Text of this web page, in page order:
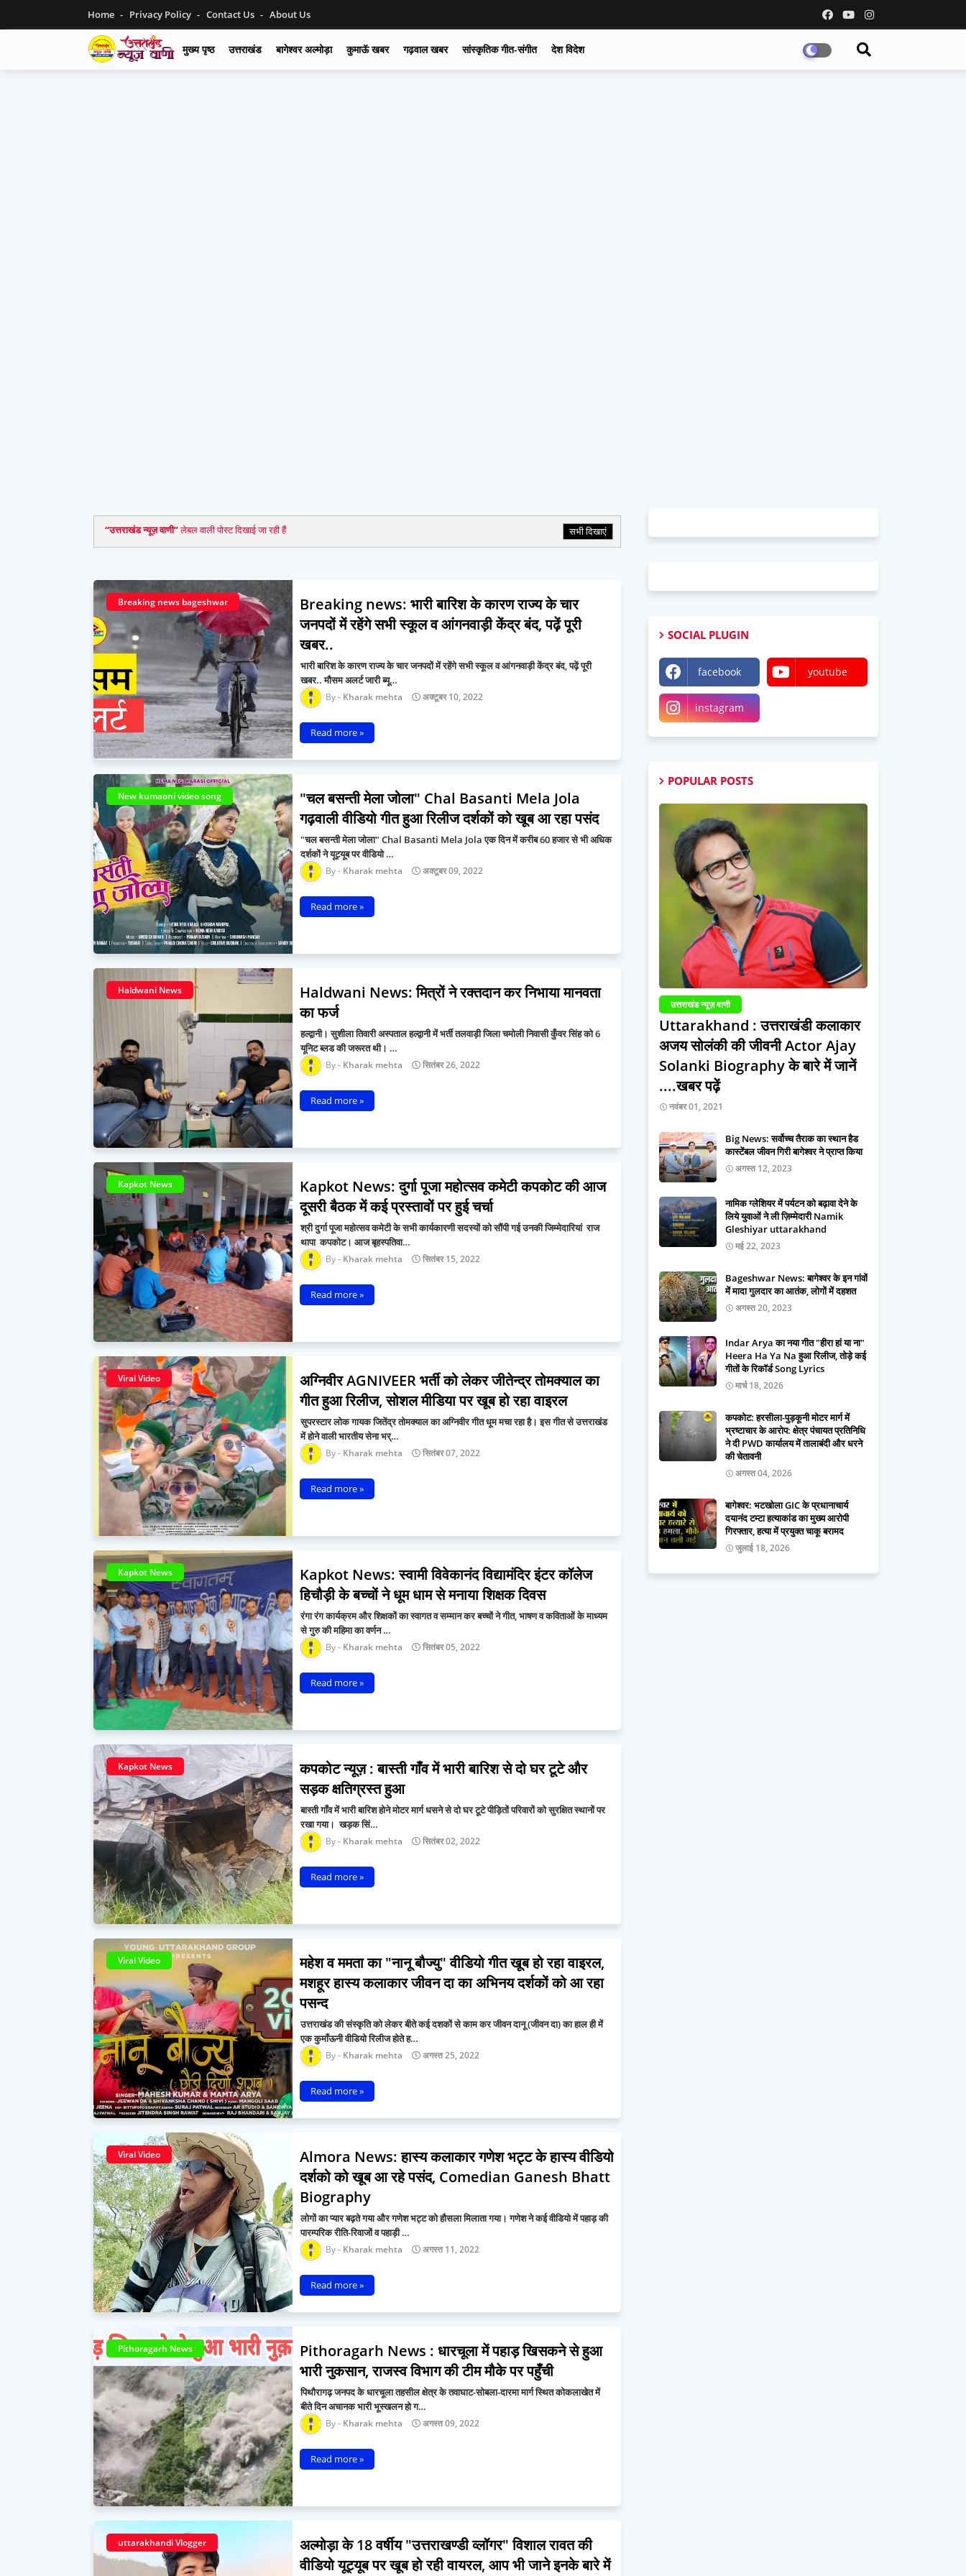
Home Privacy Policy Contact Us About Us
मुख्य पृष्ठ उत्तराखंड बागेश्वर अल्मोड़ा कुमाऊॅ खबर गढ़वाल खबर सांस्कृतिक गीत-संगीत देश विदेश
उत्तराखंड न्यूज़ वाणी लेबल वाली पोस्ट दिखाई जा रही हैं सभी दिखाएं
Breaking news bageshwar
Breaking news: भारी बारिश के कारण राज्य के चार
जनपदों में रहेंगे सभी स्कूल व आंगनवाड़ी केंद्र बंद, पढ़ें पूरी
खबर..
भारी बारिश के कारण राज्य के चार जनपदों में रहेंगे सभी स्कूल व आंगनवाड़ी केंद्र बंद, पढ़ें पूरी
खबर.. मौसम अलर्ट जारी ब्यू…
Kharak mehta अक्टूबर 10, 2022
Read more »
New kumaoni video song
"चल बसन्ती मेला जोला" Chal Basanti Mela Jola
गढ़वाली वीडियो गीत हुआ रिलीज दर्शकों को खूब आ रहा पसंद
"चल बसन्ती मेला जोला" Chal Basanti Mela Jola एक दिन में करीब 60 हजार से भी अधिक
दर्शकों ने यूट्यूब पर वीडियो …
Kharak mehta अक्टूबर 09, 2022
Read more »
Haldwani News
Haldwani News: मित्रों ने रक्तदान कर निभाया मानवता
का फर्ज
हल्द्वानी। सुशीला तिवारी अस्पताल हल्द्वानी में भर्ती तलवाड़ी जिला चमोली निवासी कुँवर सिंह को 6
यूनिट ब्लड की जरूरत थी। …
Kharak mehta सितंबर 26, 2022
Read more »
Kapkot News
Kapkot News: दुर्गा पूजा महोत्सव कमेटी कपकोट की आज
दूसरी बैठक में कई प्रस्तावों पर हुई चर्चा
श्री दुर्गा पूजा महोत्सव कमेटी के सभी कार्यकारणी सदस्यों को सौंपी गई उनकी जिम्मेदारियां राज
थापा कपकोट। आज बृहस्पतिवा…
Kharak mehta सितंबर 15, 2022
Read more »
Viral Video
अग्निवीर AGNIVEER भर्ती को लेकर जीतेन्द्र तोमक्याल का
गीत हुआ रिलीज, सोशल मीडिया पर खूब हो रहा वाइरल
सुपरस्टार लोक गायक जितेंद्र तोमक्याल का अग्निवीर गीत धूम मचा रहा है। इस गीत से उत्तराखंड
में होने वाली भारतीय सेना भर्…
Kharak mehta सितंबर 07, 2022
Read more »
Kapkot News
Kapkot News: स्वामी विवेकानंद विद्यामंदिर इंटर कॉलेज
हिचौड़ी के बच्चों ने धूम धाम से मनाया शिक्षक दिवस
रंगा रंग कार्यक्रम और शिक्षकों का स्वागत व सम्मान कर बच्चों ने गीत, भाषण व कविताओं के माध्यम
से गुरु की महिमा का वर्णन …
Kharak mehta सितंबर 05, 2022
Read more »
Kapkot News
कपकोट न्यूज़ : बास्ती गाँव में भारी बारिश से दो घर टूटे और
सड़क क्षतिग्रस्त हुआ
बास्ती गाँव में भारी बारिश होने मोटर मार्ग धसने से दो घर टूटे पीड़ितों परिवारों को सुरक्षित स्थानों पर
रखा गया। खड़क सिं…
Kharak mehta सितंबर 02, 2022
Read more »
Viral Video
महेश व ममता का "नानू बौज्यु" वीडियो गीत खूब हो रहा वाइरल,
मशहूर हास्य कलाकार जीवन दा का अभिनय दर्शकों को आ रहा
पसन्द
उत्तराखंड की संस्कृति को लेकर बीते कई दशकों से काम कर जीवन दानू (जीवन दा) का हाल ही में
एक कुमाँऊनी वीडियो रिलीज होते ह…
Kharak mehta अगस्त 25, 2022
Read more »
Viral Video
Almora News: हास्य कलाकार गणेश भट्ट के हास्य वीडियो
दर्शको को खूब आ रहे पसंद, Comedian Ganesh Bhatt
Biography
लोगों का प्यार बढ़ते गया और गणेश भट्ट को हौसला मिलाता गया। गणेश ने कई वीडियो में पहाड़ की
पारम्परिक रीति-रिवाजों व पहाड़ी …
Kharak mehta अगस्त 11, 2022
Read more »
Pithoragarh News
Pithoragarh News : धारचूला में पहाड़ खिसकने से हुआ
भारी नुकसान, राजस्व विभाग की टीम मौके पर पहुँची
पिथौरागढ़ जनपद के धारचूला तहसील क्षेत्र के तवाघाट-सोबला-दारमा मार्ग स्थित कोकलाखेत में
बीते दिन अचानक भारी भूस्खलन हो ग…
Kharak mehta अगस्त 09, 2022
Read more »
uttarakhandi Vlogger
अल्मोड़ा के 18 वर्षीय "उत्तराखण्डी व्लॉगर" विशाल रावत की
वीडियो यूट्यूब पर खूब हो रही वायरल, आप भी जाने इनके बारे में
SOCIAL PLUGIN
facebook youtube
instagram
POPULAR POSTS
उत्तराखंड न्यूज़ वाणी
Uttarakhand : उत्तराखंडी कलाकार
अजय सोलंकी की जीवनी Actor Ajay
Solanki Biography के बारे में जानें
....खबर पढ़ें
नवंबर 01, 2021
Big News: सर्वोच्च तैराक का स्थान हैड
कास्टेंबल जीवन गिरी बागेश्वर ने प्राप्त किया
अगस्त 12, 2023
नामिक ग्लेशियर में पर्यटन को बढ़ावा देने के
लिये युवाओं ने ली ज़िम्मेदारी Namik
Gleshiyar uttarakhand
मई 22, 2023
Bageshwar News: बागेश्वर के इन गांवों
में मादा गुलदार का आतंक, लोगों में दहशत
अगस्त 20, 2023
Indar Arya का नया गीत "हीरा हां या ना"
Heera Ha Ya Na हुआ रिलीज, तोड़े कई
गीतों के रिकॉर्ड Song Lyrics
मार्च 18, 2026
कपकोट: हरसीला-पुड़कूनी मोटर मार्ग में
भ्रष्टाचार के आरोप: क्षेत्र पंचायत प्रतिनिधि
ने दी PWD कार्यालय में तालाबंदी और धरने
की चेतावनी
अगस्त 04, 2026
बागेश्वर: भटखोला GIC के प्रधानाचार्य
दयानंद टम्टा हत्याकांड का मुख्य आरोपी
गिरफ्तार, हत्या में प्रयुक्त चाकू बरामद
जुलाई 18, 2026